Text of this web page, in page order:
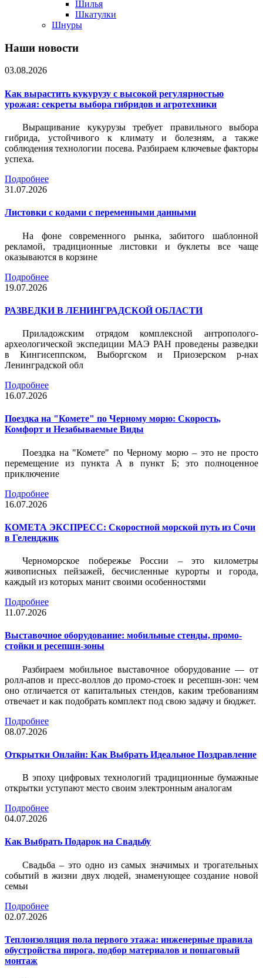
Шилья
Шкатулки
Шнуры
Наши новости
03.08.2026
Как вырастить кукурузу с высокой регулярностью
урожая: секреты выбора гибридов и агротехники
Выращивание кукурузы требует правильного выбора
гибрида, устойчивого к климату и болезням, а также
соблюдения технологии посева. Разбираем ключевые факторы
успеха.
Подробнее
31.07.2026
Листовки c кодами с переменными данными
На фоне современного рынка, забитого шаблонной
рекламой, традиционные листовки и буклеты все чаще
оказываются в корзине
Подробнее
19.07.2026
РАЗВЕДКИ В ЛЕНИНГРАДСКОЙ ОБЛАСТИ
Приладожским отрядом комплексной антрополого-
археологической экспедиции МАЭ РАН проведены разведки
в Кингисеппском, Выборгском и Приозерском р-нах
Ленинградской обл
Подробнее
16.07.2026
Поездка на "Комете" по Черному морю: Скорость,
Комфорт и Незабываемые Виды
Поездка на "Комете" по Черному морю – это не просто
перемещение из пункта А в пункт Б; это полноценное
приключение
Подробнее
16.07.2026
КОМЕТА ЭКСПРЕСС: Скоростной морской путь из Сочи
в Геленджик
Черноморское побережье России – это километры
живописных пейзажей, бесчисленные курорты и города,
каждый из которых манит своими особенностями
Подробнее
11.07.2026
Выставочное оборудование: мобильные стенды, промо-
стойки и ресепшн-зоны
Разбираем мобильное выставочное оборудование — от
ролл-апов и пресс-воллов до промо-стоек и ресепшн-зон: чем
оно отличается от капитальных стендов, каким требованиям
отвечает и как подобрать комплект под свою задачу и бюджет.
Подробнее
08.07.2026
Открытки Онлайн: Как Выбрать Идеальное Поздравление
В эпоху цифровых технологий традиционные бумажные
открытки уступают место своим электронным аналогам
Подробнее
04.07.2026
Как Выбрать Подарок на Свадьбу
Свадьба – это одно из самых значимых и трогательных
событий в жизни двух людей, знаменующее создание новой
семьи
Подробнее
02.07.2026
Теплоизоляция пола первого этажа: инженерные правила
обустройства пирога, подбор материалов и пошаговый
монтаж